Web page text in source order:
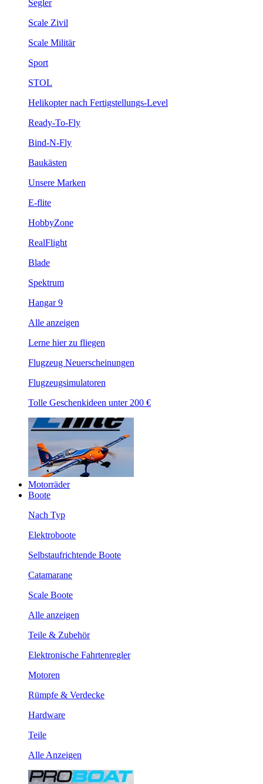
Segler
Scale Zivil
Scale Militär
Sport
STOL
Helikopter nach Fertigstellungs-Level
Ready-To-Fly
Bind-N-Fly
Baukästen
Unsere Marken
E-flite
HobbyZone
RealFlight
Blade
Spektrum
Hangar 9
Alle anzeigen
Lerne hier zu fliegen
Flugzeug Neuerscheinungen
Flugzeugsimulatoren
Tolle Geschenkideen unter 200 €
Motorräder
Boote
Nach Typ
Elektroboote
Selbstaufrichtende Boote
Catamarane
Scale Boote
Alle anzeigen
Teile & Zubehör
Elektronische Fahrtenregler
Motoren
Rümpfe & Verdecke
Hardware
Teile
Alle Anzeigen